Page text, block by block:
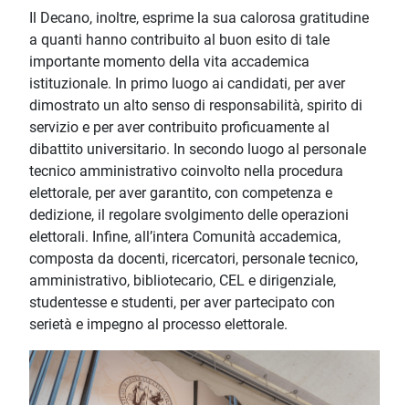
Il Decano, inoltre, esprime la sua calorosa gratitudine
a quanti hanno contribuito al buon esito di tale
importante momento della vita accademica
istituzionale. In primo luogo ai candidati, per aver
dimostrato un alto senso di responsabilità, spirito di
servizio e per aver contribuito proficuamente al
dibattito universitario. In secondo luogo al personale
tecnico amministrativo coinvolto nella procedura
elettorale, per aver garantito, con competenza e
dedizione, il regolare svolgimento delle operazioni
elettorali. Infine, all’intera Comunità accademica,
composta da docenti, ricercatori, personale tecnico,
amministrativo, bibliotecario, CEL e dirigenziale,
studentesse e studenti, per aver partecipato con
serietà e impegno al processo elettorale.